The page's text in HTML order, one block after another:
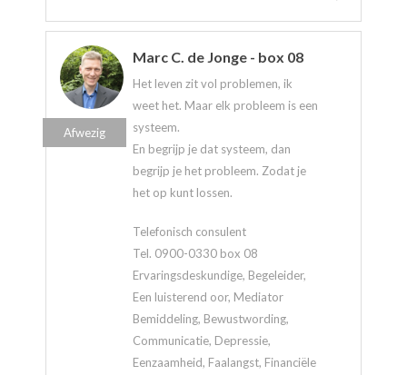
Marc C. de Jonge - box 08
Het leven zit vol problemen, ik
weet het. Maar elk probleem is een
systeem.
En begrijp je dat systeem, dan
begrijp je het probleem. Zodat je
het op kunt lossen.
Telefonisch consulent
Tel. 0900-0330 box 08
Ervaringsdeskundige, Begeleider,
Een luisterend oor, Mediator
Bemiddeling, Bewustwording,
Communicatie, Depressie,
Eenzaamheid, Faalangst, Financiële
Afwezig